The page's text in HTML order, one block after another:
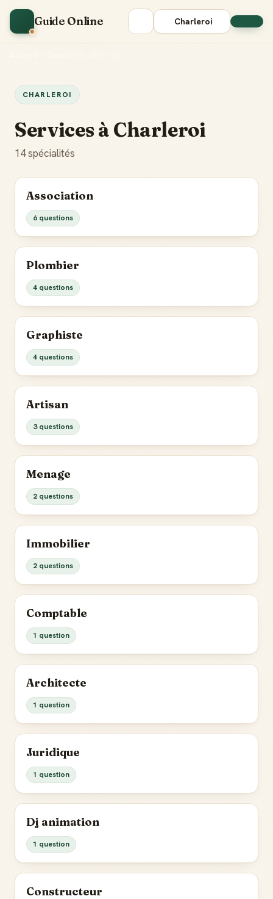
Guide Online Charleroi
CHARLEROI
Services à Charleroi
14 spécialités
Association
6 questions
Plombier
4 questions
Graphiste
4 questions
Artisan
3 questions
Menage
2 questions
Immobilier
2 questions
Comptable
1 question
Architecte
1 question
Juridique
1 question
Dj animation
1 question
Constructeur